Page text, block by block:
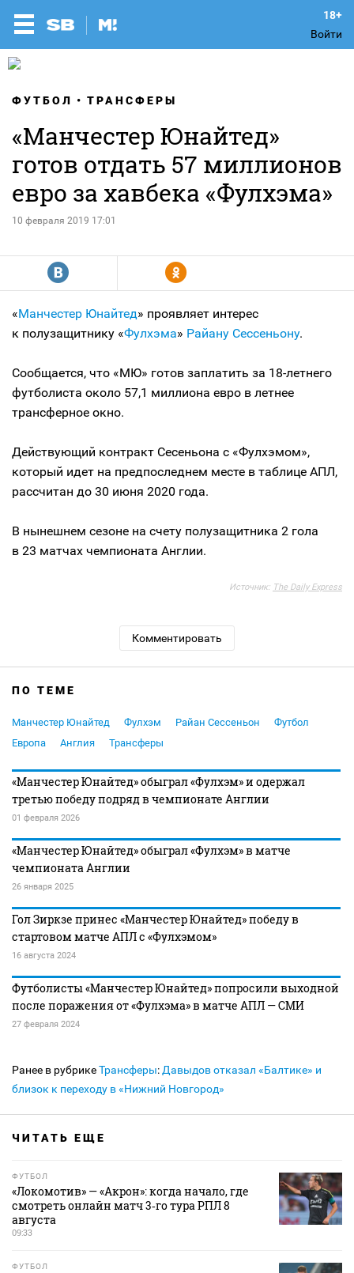
Войти
ФУТБОЛ ТРАНСФЕРЫ
«Манчестер Юнайтед»
готов отдать 57 миллионов
евро за хавбека «Фулхэма»
10 февраля 2019 17:01
R Y
«Манчестер Юнайтед» проявляет интерес
к полузащитнику «Фулхэма» Райану Сессеньону.
Сообщается, что «МЮ» готов заплатить за 18-летнего
футболиста около 57,1 миллиона евро в летнее
трансферное окно.
Действующий контракт Сесеньона с «Фулхэмом»,
который идет на предпоследнем месте в таблице АПЛ,
рассчитан до 30 июня 2020 года.
В нынешнем сезоне на счету полузащитника 2 гола
в 23 матчах чемпионата Англии.
Источник: The Daily Express
Комментировать
ПО ТЕМЕ
Манчестер Юнайтед Фулхэм Райан Сессеньон
Футбол
Европа
Англия Трансферы
«Манчестер Юнайтед» обыграл «Фулхэм» и одержал
третью победу подряд в чемпионате Англии
01 февраля 2026
«Манчестер Юнайтед» обыграл «Фулхэм» в матче
чемпионата Англии
26 января 2025
Гол Зиркзе принес «Манчестер Юнайтед» победу в
стартовом матче АПЛ с «Фулхэмом»
16 августа 2024
Футболисты «Манчестер Юнайтед» попросили выходной
после поражения от «Фулхэма» в матче АПЛ — СМИ
27 февраля 2024
Ранее в рубрикеТрансферы: Давыдов отказал «Балтике» и
близок к переходу в «Нижний Новгород»
ЧИТАТЬ ЕЩЕ
ФУТБОЛ
«Локомотив» — «Акрон»: когда начало, где
смотреть онлайн матч 3‑го тура РПЛ 8
августа
09:33
ФУТБОЛ